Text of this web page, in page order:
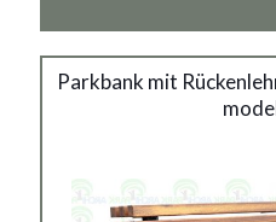
Parkbank mit
Stadtbank
aus Iroko-